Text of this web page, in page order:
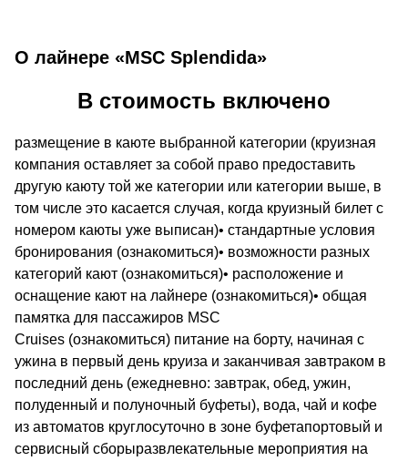
О лайнере «MSC Splendida»
В стоимость включено
размещение в каюте выбранной категории (круизная
компания оставляет за собой право предоставить
другую каюту той же категории или категории выше, в
том числе это касается случая, когда круизный билет с
номером каюты уже выписан)• стандартные условия
бронирования (ознакомиться)• возможности разных
категорий кают (ознакомиться)• расположение и
оснащение кают на лайнере (ознакомиться)• общая
памятка для пассажиров MSC
Cruises (ознакомиться) питание на борту, начиная с
ужина в первый день круиза и заканчивая завтраком в
последний день (ежедневно: завтрак, обед, ужин,
полуденный и полуночный буфеты), вода, чай и кофе
из автоматов круглосуточно в зоне буфетапортовый и
сервисный сборыразвлекательные мероприятия на